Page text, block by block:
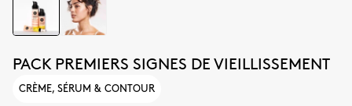
PACK PREMIERS SIGNES DE VIEILLISSEMENT
CRÈME, SÉRUM & CONTOUR